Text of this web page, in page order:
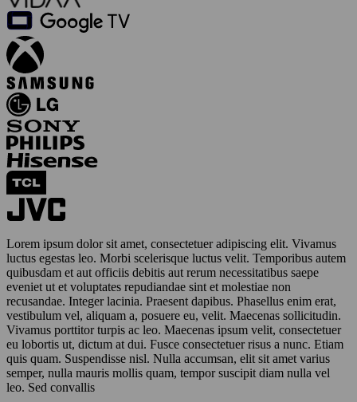
Lorem ipsum dolor sit amet, consectetuer adipiscing elit. Vivamus
luctus egestas leo. Morbi scelerisque luctus velit. Temporibus autem
quibusdam et aut officiis debitis aut rerum necessitatibus saepe
eveniet ut et voluptates repudiandae sint et molestiae non
recusandae. Integer lacinia. Praesent dapibus. Phasellus enim erat,
vestibulum vel, aliquam a, posuere eu, velit. Maecenas sollicitudin.
Vivamus porttitor turpis ac leo. Maecenas ipsum velit, consectetuer
eu lobortis ut, dictum at dui. Fusce consectetuer risus a nunc. Etiam
quis quam. Suspendisse nisl. Nulla accumsan, elit sit amet varius
semper, nulla mauris mollis quam, tempor suscipit diam nulla vel
leo. Sed convallis